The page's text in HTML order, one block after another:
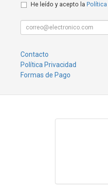
He leído y acepto la Política
Contacto
Política Privacidad
Formas de Pago